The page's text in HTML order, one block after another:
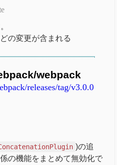
の変更が含まれる
webpack
releases/tag/v3.0.0
)の追
の機能をまとめて無効化で